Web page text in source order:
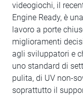
videogiochi, il
Engine Ready, è
lavoro a porte
miglioramenti
agli sviluppatori e
uno standard di
pulita, di UV non-
soprattutto il